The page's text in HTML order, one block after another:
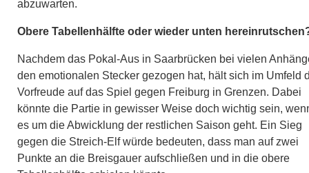
abzuwarten.
Obere Tabellenhälfte oder wieder unten
Nachdem das Pokal-Aus in Saarbrücken bei vielen
den emotionalen Stecker gezogen hat, hält sich im Umfeld
Vorfreude auf das Spiel gegen Freiburg in Grenzen. Dabei
könnte die Partie in gewisser Weise doch wichtig sein,
es um die Abwicklung der restlichen Saison geht. Ein Sieg
gegen die Streich-Elf würde bedeuten, dass man auf zwei
Punkte an die Breisgauer aufschließen und in die obere